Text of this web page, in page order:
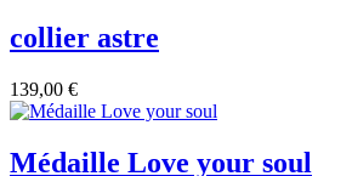
collier astre
139,00 €
Médaille Love your soul